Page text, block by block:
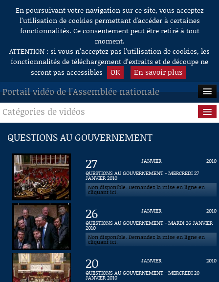
Aller au contenu
En poursuivant votre navigation sur ce site, vous acceptez
l’utilisation de cookies permettant d'accéder à certaines
fonctionnalités. Ce consentement peut être retiré à tout
moment.
ATTENTION : si vous n’acceptez pas l’utilisation de cookies, les
fonctionnalités de téléchargement d’extraits et de découpe ne
seront pas accessibles
OK En savoir plus
Portail vidéo de l'Assemblée nationale
ACCUEIL
EN DIRECT
À LA DEMANDE
RECHERCHE
AIDE À LA DÉCOUPE
DE VIDÉOS
Catégories de vidéos
Séance publique
Questions au Gouvernement
Commissions
Présidence
Évènements
Connaissance, Histoire
QUESTIONS AU GOUVERNEMENT
27 JANVIER
2010
QUESTIONS AU GOUVERNEMENT - MERCREDI 27
JANVIER 2010
Non disponible. Demandez la mise en ligne en
cliquant ici.
26 JANVIER
2010
QUESTIONS AU GOUVERNEMENT - MARDI 26 JANVIER
2010
Non disponible. Demandez la mise en ligne en
cliquant ici.
20 JANVIER
2010
QUESTIONS AU GOUVERNEMENT - MERCREDI 20
JANVIER 2010